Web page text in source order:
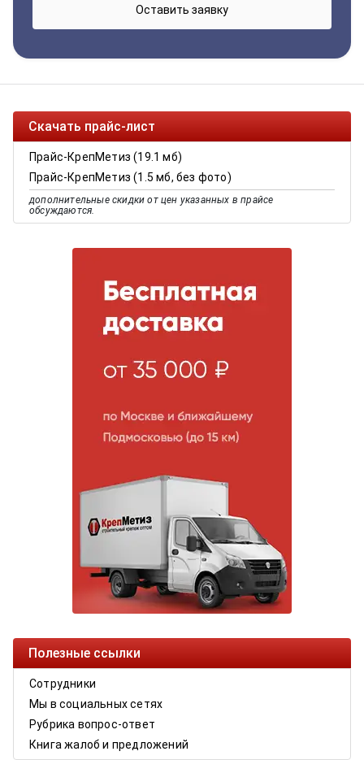
Скачать прайс-лист
Прайс-КрепМетиз (19.1 мб)
Прайс-КрепМетиз (1.5 мб, без фото)
дополнительные скидки от цен указанных в прайсе
обсуждаются.
Полезные ссылки
Сотрудники
Мы в социальных сетях
Рубрика вопрос-ответ
Книга жалоб и предложений